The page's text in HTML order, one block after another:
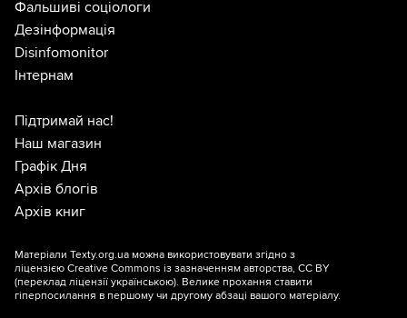
Фальшиві соціологи
Дезінформація
Disinfomonitor
Інтернам
Підтримай нас!
Наш магазин
Графік Дня
Архів блогів
Архів книг
Матеріали Texty.org.ua можна використовувати згідно з
ліцензією Creative Commons із зазначенням авторства, CC BY
(переклад ліцензії українською). Велике прохання ставити
гіперпосилання в першому чи другому абзаці вашого матеріалу.